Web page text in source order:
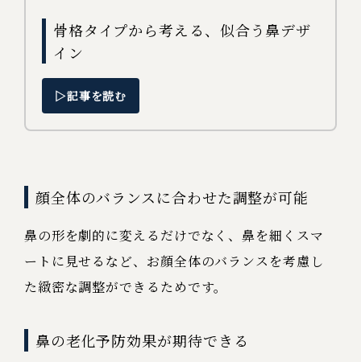
骨格タイプから考える、似合う鼻デザ
イン
▷記事を読む
顔全体のバランスに合わせた調整が可能
鼻の形を劇的に変えるだけでなく、鼻を細くスマ
ートに見せるなど、お顔全体のバランスを考慮し
た緻密な調整ができるためです。
鼻の老化予防効果が期待できる